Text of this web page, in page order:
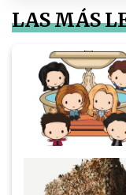
LAS MÁS